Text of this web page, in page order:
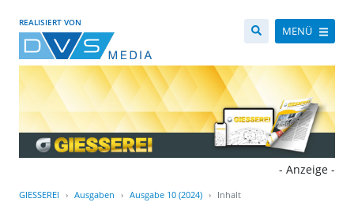
REALISIERT VON
MENÜ
- Anzeige -
GIESSEREI Ausgaben Ausgabe 10 (2024) Inhalt